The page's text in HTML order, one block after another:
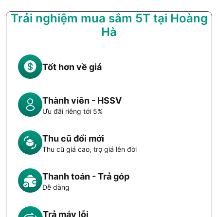
Trải nghiệm mua sắm 5T tại Hoàng
Hà
Tốt hơn về giá
Thành viên - HSSV
Ưu đãi riêng tới 5%
Thu cũ đổi mới
Thu cũ giá cao, trợ giá lên đời
Thanh toán - Trả góp
Dễ dàng
Trả máy lỗi